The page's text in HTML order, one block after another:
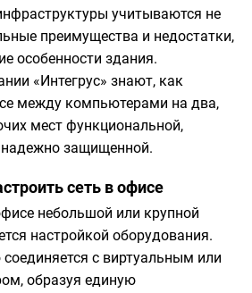
учитываются не
преимущества и недостатки,
особенности здания.
«Интегрус» знают, как
между компьютерами на два,
мест функциональной,
надежно защищенной.
сеть в офисе
небольшой или крупной
настройкой оборудования.
с виртуальным или
образуя единую